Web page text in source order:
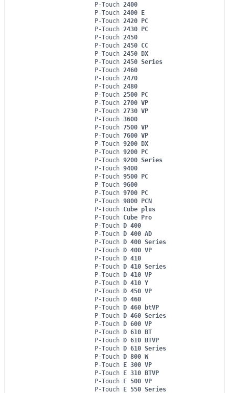
P-Touch 2400
P-Touch 2400 E
P-Touch 2420 PC
P-Touch 2430 PC
P-Touch 2450
P-Touch 2450 CC
P-Touch 2450 DX
P-Touch 2450 Series
P-Touch 2460
P-Touch 2470
P-Touch 2480
P-Touch 2500 PC
P-Touch 2700 VP
P-Touch 2730 VP
P-Touch 3600
P-Touch 7500 VP
P-Touch 7600 VP
P-Touch 9200 DX
P-Touch 9200 PC
P-Touch 9200 Series
P-Touch 9400
P-Touch 9500 PC
P-Touch 9600
P-Touch 9700 PC
P-Touch 9800 PCN
P-Touch Cube plus
P-Touch Cube Pro
P-Touch D 400
P-Touch D 400 AD
P-Touch D 400 Series
P-Touch D 400 VP
P-Touch D 410
P-Touch D 410 Series
P-Touch D 410 VP
P-Touch D 410 Y
P-Touch D 450 VP
P-Touch D 460
P-Touch D 460 btVP
P-Touch D 460 Series
P-Touch D 600 VP
P-Touch D 610 BT
P-Touch D 610 BTVP
P-Touch D 610 Series
P-Touch D 800 W
P-Touch E 300 VP
P-Touch E 310 BTVP
P-Touch E 500 VP
P-Touch E 550 Series